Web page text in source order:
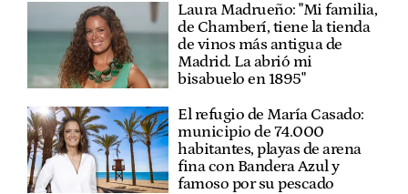
Laura Madrueño: "Mi familia,
de Chamberí, tiene la tienda
de vinos más antigua de
Madrid. La abrió mi
bisabuelo en 1895"
El refugio de María Casado:
municipio de 74.000
habitantes, playas de arena
fina con Bandera Azul y
famoso por su pescado